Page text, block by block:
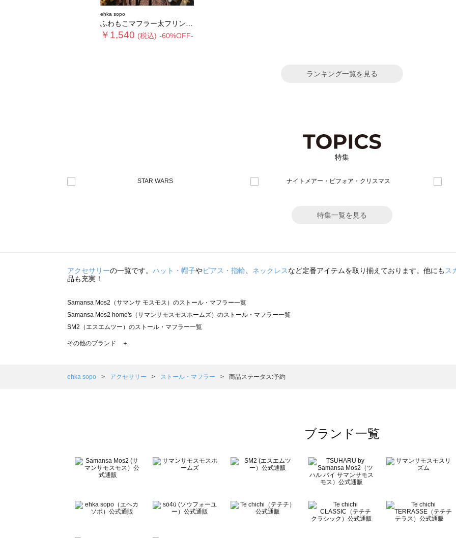
ehka sopo
ふわもこマフラー太フリンジシャンブレー無地
￥1,540 (税込) -60%OFF-
ランキング一覧を見る
特集
特集一覧を見る
アクセサリーの一覧です。 ハット・帽子やピアス・指輪、 ネックレスなど定番アイテムを取り揃えております。他にもス
品も充実！
Samansa Mos2（サマンサ モスモス）のストール・マフラー一覧
Samansa Mos2 home's（サマンサモスモスホームズ）のストール・マフラー一覧
SM2（エスエムツー）のストール・マフラー一覧
TSUHARU by Samansa Mos2（ツハルバイサマンサモスモス）のストール・マフラー一覧
Samansa Mos2 Lagom（サマンサモスモス ラーゴム）のストール・マフラー一覧
BETTY'S BLUE（べティーズブルー）のストール・マフラー一覧
Wpc.（ワールドパーティー）のストール・マフラー一覧
その他のブランド ＋
ehka sopo アクセサリー ストール・マフラー 商品ステータス:予約
ブランド一覧